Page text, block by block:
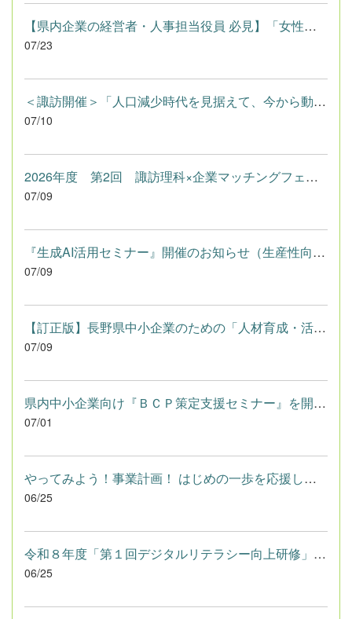
【県内企業の経営者・人事担当役員 必見】「女性リーダー創出フォ...
07/23
＜諏訪開催＞「人口減少時代を見据えて、今から動く」 高度外国人...
07/10
2026年度 第2回 諏訪理科×企業マッチングフェア（公立諏訪東京...
07/09
『生成AI活用セミナー』開催のお知らせ（生産性向上支援センター...
07/09
【訂正版】長野県中小企業のための「人材育成・活用セミナー」を...
07/09
県内中小企業向け『ＢＣＰ策定支援セミナー』を開催します（長野県）
07/01
やってみよう！事業計画！ はじめの一歩を応援します！ 事業計画...
06/25
令和８年度「第１回デジタルリテラシー向上研修」の参加者を募集...
06/25